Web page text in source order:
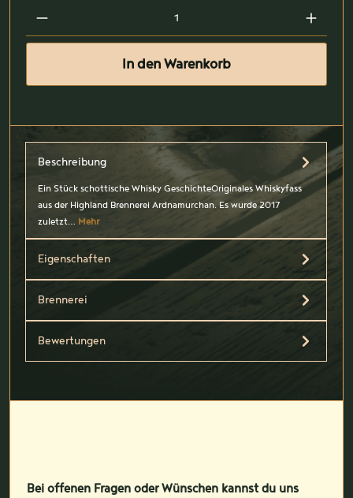
In den Warenkorb
Beschreibung
Ein Stück schottische Whisky GeschichteOriginales Whiskyfass
aus der Highland Brennerei Ardnamurchan. Es wurde 2017
zuletzt… Mehr
Eigenschaften
Brennerei
Bewertungen
Bei offenen Fragen oder Wünschen kannst du uns